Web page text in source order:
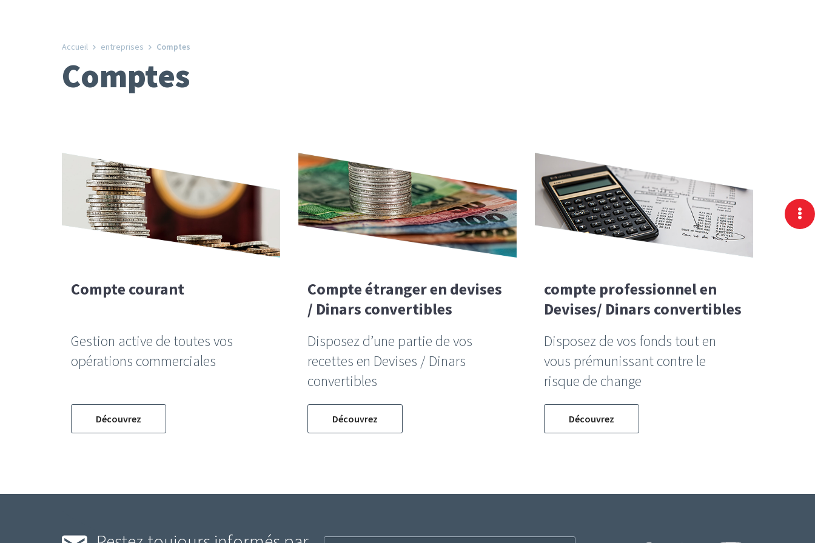
Accueil entreprises Comptes
Comptes
Compte courant
Gestion active de toutes vos
opérations commerciales
Découvrez
Compte étranger en devises
/ Dinars convertibles
Disposez d’une partie de vos
recettes en Devises / Dinars
convertibles
Découvrez
compte professionnel en
Devises/ Dinars convertibles
Disposez de vos fonds tout en
vous prémunissant contre le
risque de change
Découvrez